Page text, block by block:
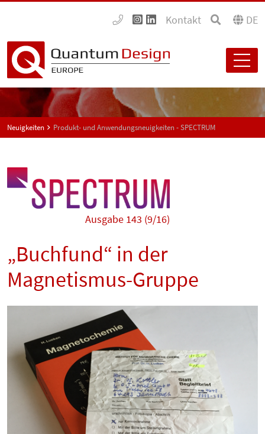
Kontakt DE
Neuigkeiten Produkt- und Anwendungsneuigkeiten - SPECTRUM
Ausgabe 143 (9/16)
„Buchfund“ in der
Magnetismus-Gruppe